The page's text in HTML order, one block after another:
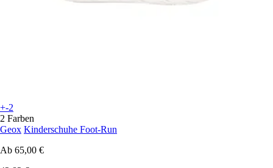
+-2
2 Farben
Geox Kinderschuhe Foot-Run
Ab 65,00 €